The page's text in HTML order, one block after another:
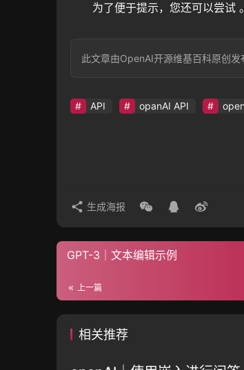
为了便于提示，您还可以尝试 。
此文章由OpenAI开源维基百科原创
API opanAI API
生成海报
GPT-3｜文本编辑示例
上一篇
相关推荐